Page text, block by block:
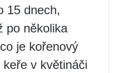
15 dnech,
po několika
je kořenový
v květináči